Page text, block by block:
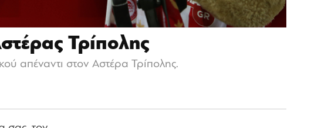
Τρίπολης
απέναντι στον Αστέρα Τρίπολης.